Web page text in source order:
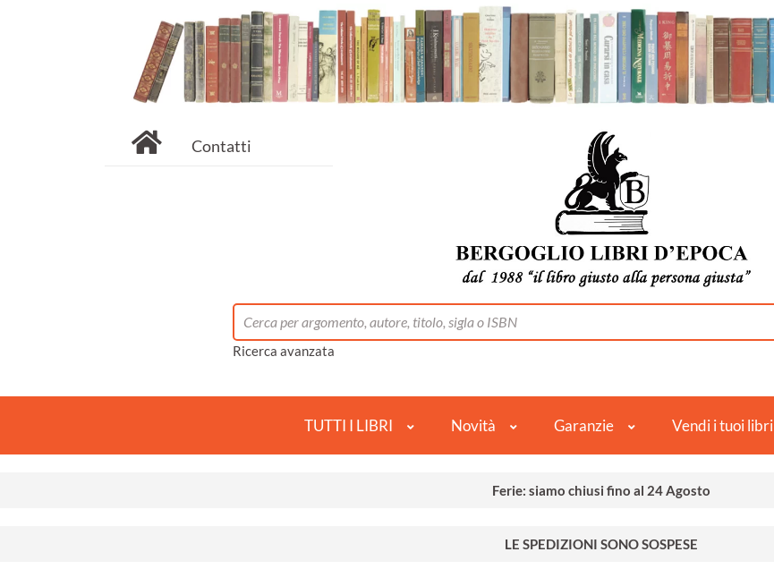
Contatti
Ricerca avanzata
TUTTI I LIBRI Novità Garanzie Vendi i tuoi libri
Ferie: siamo chiusi fino al 24 Agosto
LE SPEDIZIONI SONO SOSPESE